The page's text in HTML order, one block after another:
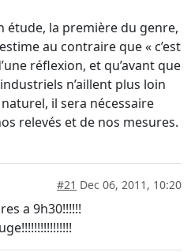
étude, la première du genre,
au contraire que « c’est
réflexion, et qu’avant que
n’aillent plus loin
il sera nécessaire
relevés et de nos mesures.
#21 Dec 06, 2011, 10:20
a 9h30!!!!!!